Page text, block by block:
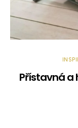
Přístavná a